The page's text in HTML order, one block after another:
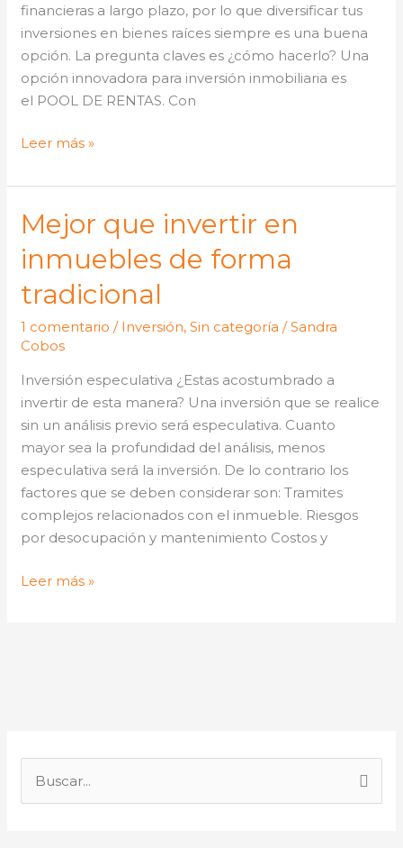
financieras a largo plazo, por lo que diversificar tus
inversiones en bienes raíces siempre es una buena
opción. La pregunta claves es ¿cómo hacerlo? Una
opción innovadora para inversión inmobiliaria es
el POOL DE RENTAS. Con
Leer más »
Mejor que invertir en
inmuebles de forma
tradicional
1 comentario / Inversión,Sin categoría /Sandra
Cobos
Inversión especulativa ¿Estas acostumbrado a
invertir de esta manera? Una inversión que se realice
sin un análisis previo será especulativa. Cuanto
mayor sea la profundidad del análisis, menos
especulativa será la inversión. De lo contrario los
factores que se deben considerar son: Tramites
complejos relacionados con el inmueble. Riesgos
por desocupación y mantenimiento Costos y
Mejor
invertir
en
inmuebles
de
forma
tradicional
Leer más »